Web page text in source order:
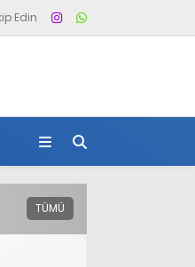
Edin
TÜMÜ